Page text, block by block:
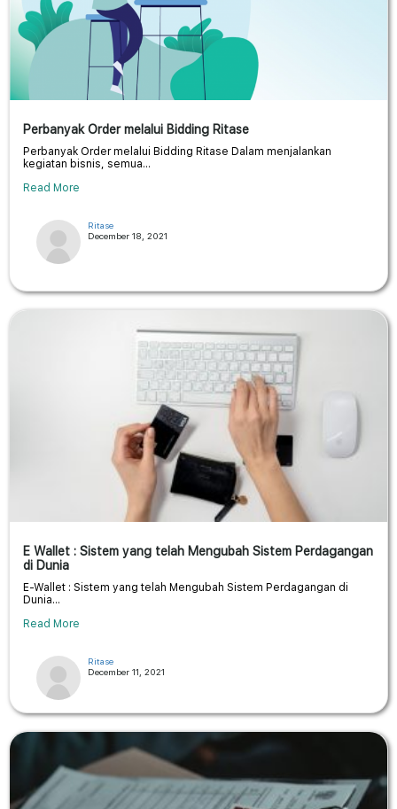
Perbanyak Order melalui Bidding Ritase
Perbanyak Order melalui Bidding Ritase Dalam menjalankan
kegiatan bisnis, semua...
Read More
Ritase
December 18, 2021
E Wallet : Sistem yang telah Mengubah Sistem Perdagangan
di Dunia
E-Wallet : Sistem yang telah Mengubah Sistem Perdagangan di
Dunia...
Read More
Ritase
December 11, 2021